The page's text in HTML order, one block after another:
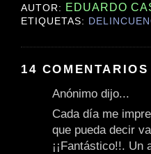
AUTOR: EDUARDO
ETIQUETAS:
14
Anónimo dijo...
Cada día me
que pueda decir
¡¡Fantástico!!. Un